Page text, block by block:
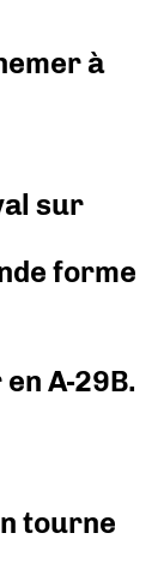
à
sur
forme
A-29B.
tourne